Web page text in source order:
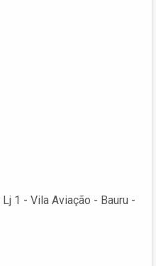
1 - Vila Aviação - Bauru -